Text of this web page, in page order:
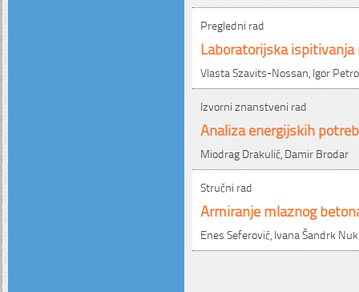
Pregledni rad
Laboratorijska
Vlasta Szavits-Nossan, Igor
Izvorni znanstveni rad
Analiza energijskih
Miodrag Drakulić, Damir Brodar
Stručni rad
Armiranje mlaznog
Enes Seferović, Ivana Šandrk